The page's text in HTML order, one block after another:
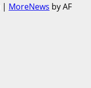
| MoreNews by AF